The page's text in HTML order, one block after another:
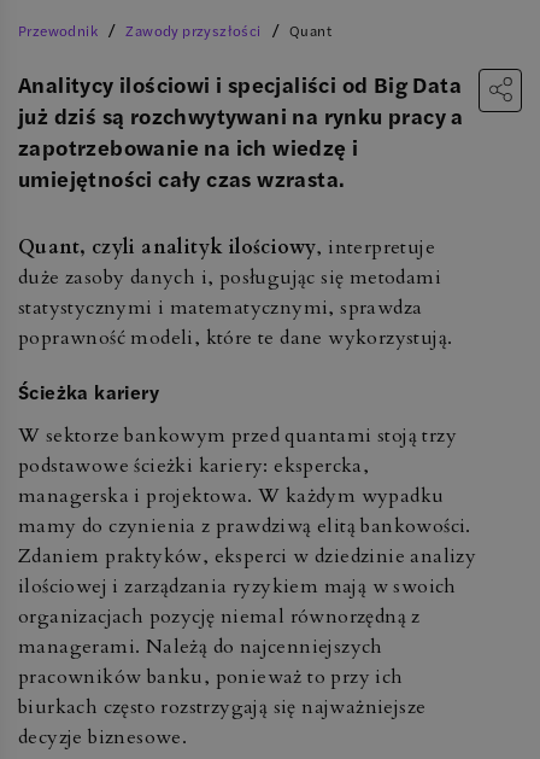
Przewodnik / Zawody przyszłości / Quant
Analitycy ilościowi i specjaliści od Big Data
już dziś są rozchwytywani na rynku pracy a
zapotrzebowanie na ich wiedzę i
umiejętności cały czas wzrasta.
Quant, czyli analityk ilościowy, interpretuje
duże zasoby danych i, posługując się metodami
statystycznymi i matematycznymi, sprawdza
poprawność modeli, które te dane wykorzystują.
Ścieżka kariery
W sektorze bankowym przed quantami stoją trzy
podstawowe ścieżki kariery: ekspercka,
managerska i projektowa. W każdym wypadku
mamy do czynienia z prawdziwą elitą bankowości.
Zdaniem praktyków, eksperci w dziedzinie analizy
ilościowej i zarządzania ryzykiem mają w swoich
organizacjach pozycję niemal równorzędną z
managerami. Należą do najcenniejszych
pracowników banku, ponieważ to przy ich
biurkach często rozstrzygają się najważniejsze
decyzje biznesowe.